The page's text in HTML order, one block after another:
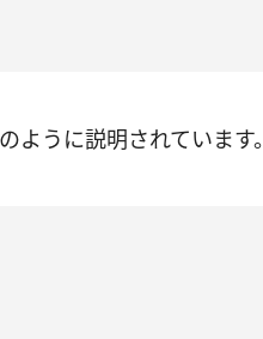
ように説明されています。